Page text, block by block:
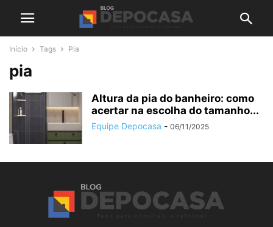
Início Tags Pia
pia
Altura da pia do banheiro: como
acertar na escolha do tamanho...
Equipe Depocasa - 06/11/2025